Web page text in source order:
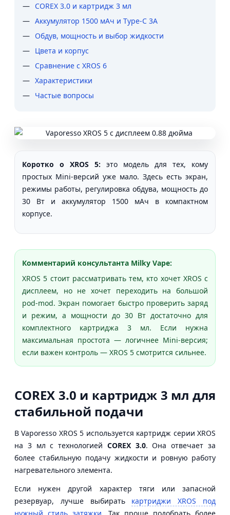
COREX 3.0 и картридж 3 мл
Аккумулятор 1500 мАч и Type-C 3A
Обдув, мощность и выбор жидкости
Цвета и корпус
Сравнение с XROS 6
Характеристики
Частые вопросы
Коротко о XROS 5: это модель для тех, кому
простых Mini-версий уже мало. Здесь есть экран,
режимы работы, регулировка обдува, мощность до
30 Вт и аккумулятор 1500 мАч в компактном
корпусе.
Комментарий консультанта Milky Vape:
XROS 5 стоит рассматривать тем, кто хочет XROS с
дисплеем, но не хочет переходить на большой
pod-mod. Экран помогает быстро проверить заряд
и режим, а мощности до 30 Вт достаточно для
комплектного картриджа 3 мл. Если нужна
максимальная простота — логичнее Mini-версия;
если важен контроль — XROS 5 смотрится сильнее.
COREX 3.0 и картридж 3 мл для
стабильной подачи
В Vaporesso XROS 5 используется картридж серии XROS
на 3 мл с технологией COREX 3.0. Она отвечает за
более стабильную подачу жидкости и ровную работу
нагревательного элемента.
Если нужен другой характер тяги или запасной
резервуар, лучше выбирать картриджи XROS под
нужный стиль затяжки . Так проще подобрать более